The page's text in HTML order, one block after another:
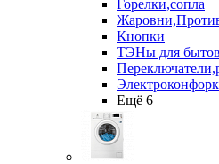
Горелки,сопла
Кнопки
ТЭНы для
Ещё 6